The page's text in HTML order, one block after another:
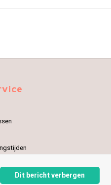
Dit bericht verbergen